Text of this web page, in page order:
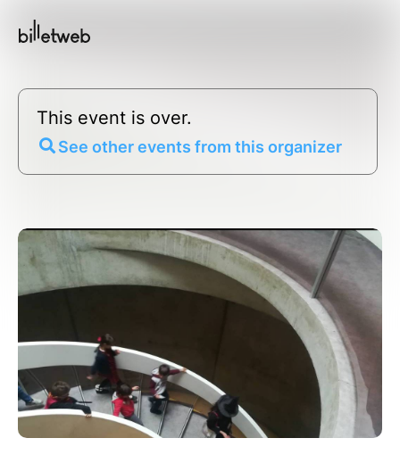
This event is over.
See other events from this organizer